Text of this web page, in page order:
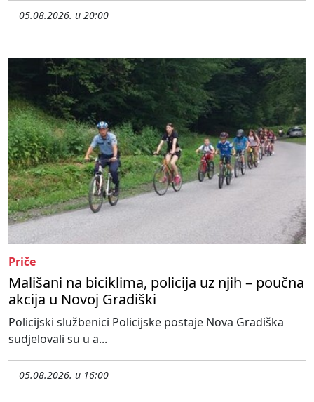
05.08.2026. u 20:00
Priče
Mališani na biciklima, policija uz njih – poučna
akcija u Novoj Gradiški
Policijski službenici Policijske postaje Nova Gradiška
sudjelovali su u a...
05.08.2026. u 16:00